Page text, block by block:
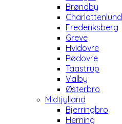
Brøndby
Charlottenlund
Frederiksberg
Greve
Hvidovre
Rødovre
Taastrup
Valby
Østerbro
Midtjylland
Bjerringbro
Herning